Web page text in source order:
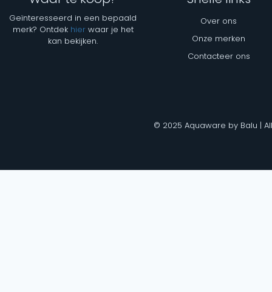
Geïnteresseerd in een bepaald
merk? Ontdek hierwaar je het
kan bekijken.
Over ons
Onze merken
Contacteer ons
© 2025 Aquaware by Balu |